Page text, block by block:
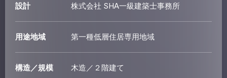
設計 株式会社 SHA一級建築士事務所
用途地域 第一種低層住居専用地域
構造／規模 木造／２階建て